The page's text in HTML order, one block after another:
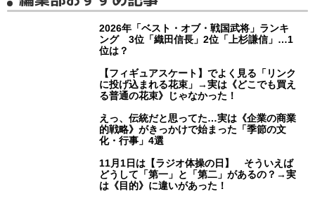
2026年「ベスト・オブ・戦国武将」ランキ
ング 3位「織田信長」2位「上杉謙信」…1
位は？
【フィギュアスケート】でよく見る「リンク
に投げ込まれる花束」→実は《どこでも買え
る普通の花束》じゃなかった！
えっ、伝統だと思ってた…実は《企業の商業
的戦略》がきっかけで始まった「季節の文
化・行事」4選
11月1日は【ラジオ体操の日】 そういえば
どうして「第一」と「第二」があるの？→実
は《目的》に違いがあった！